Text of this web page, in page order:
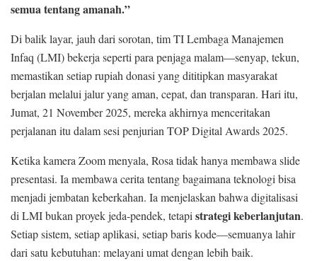
semua tentang amanah.”
Di balik layar, jauh dari sorotan, tim TI Lembaga Manajemen
Infaq (LMI) bekerja seperti para penjaga malam—senyap, tekun,
memastikan setiap rupiah donasi yang dititipkan masyarakat
berjalan melalui jalur yang aman, cepat, dan transparan. Hari itu,
Jumat, 21 November 2025, mereka akhirnya menceritakan
perjalanan itu dalam sesi penjurian TOP Digital Awards 2025.
Ketika kamera Zoom menyala, Rosa tidak hanya membawa slide
presentasi. Ia membawa cerita tentang bagaimana teknologi bisa
menjadi jembatan keberkahan. Ia menjelaskan bahwa digitalisasi
di LMI bukan proyek jeda-pendek, tetapi strategi keberlanjutan.
Setiap sistem, setiap aplikasi, setiap baris kode—semuanya lahir
dari satu kebutuhan: melayani umat dengan lebih baik.